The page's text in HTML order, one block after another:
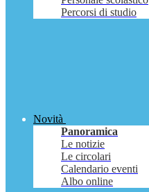
Percorsi di studio
Novità
Panoramica
Le notizie
Le circolari
Calendario eventi
Albo online